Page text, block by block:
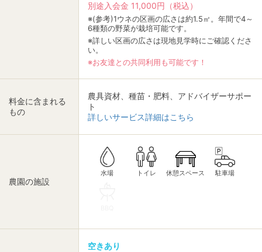
別途入会金 11,000円（税込）
※(参考)1ウネの区画の広さは約1.5㎡。年間で4～
6種類の野菜が栽培可能です。
※詳しい区画の広さは現地見学時にご確認くださ
い。
※お友達との共同利用も可能です！
料金に含まれる
もの
農具資材、種苗・肥料、アドバイザーサポー
ト
詳しいサービス詳細はこちら
農園の施設
水場 トイレ 休憩スペース 駐車場
空きあり